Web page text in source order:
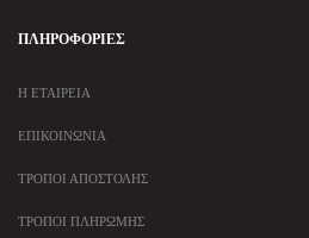
ΠΛΗΡΟΦΟΡΊΕΣ
Η ΕΤΑΙΡΕΊΑ
ΕΠΙΚΟΙΝΩΝΊΑ
ΤΡΌΠΟΙ ΑΠΟΣΤΟΛΉΣ
ΤΡΌΠΟΙ ΠΛΗΡΩΜΉΣ